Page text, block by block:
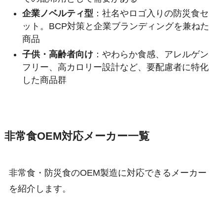
企業ノベルティ型 ：社名やロゴ入りの防災食セ
ット。BCP対策と企業ブランディングを兼ねた
商品
子供・高齢者向け：やわらか食感、アレルゲン
フリー、高カロリー設計など、要配慮者に特化
した商品群
非常食OEM対応メーカー一覧
非常食・防災食のOEM製造に対応できるメーカー
を紹介します。